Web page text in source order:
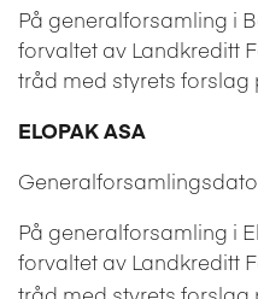
På generalforsamling i
forvaltet av Landkreditt
tråd med styrets
ELOPAK ASA
På generalforsamling i
forvaltet av Landkreditt